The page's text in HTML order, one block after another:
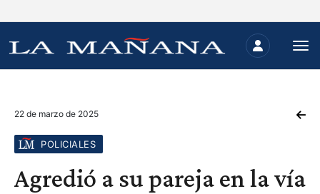
22 de marzo de 2025
POLICIALES
Agredió a su pareja en la vía